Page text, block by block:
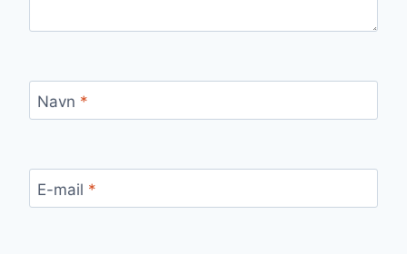
Navn *
E-mail *